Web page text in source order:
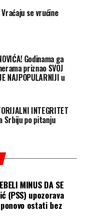
Vraćaju se vrućine
Godinama ga
priznao SVOJ
NAJPOPULARNIJI u
INTEGRITET
Srbiju po pitanju
MINUS DA SE
(PSS) upozorava
ostati bez